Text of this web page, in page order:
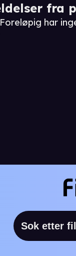
fra
Foreløpig har